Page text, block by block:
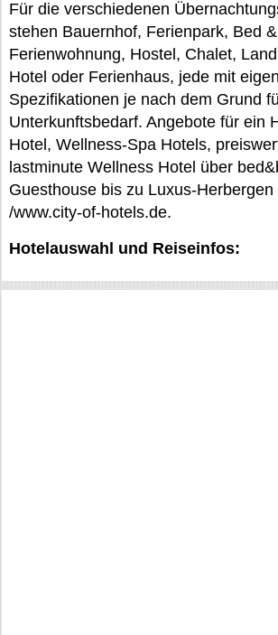
Für die verschiedenen
stehen Bauernhof, Ferienpark, Bed
Ferienwohnung, Hostel, Chalet,
Hotel oder Ferienhaus, jede mit
Spezifikationen je nach dem Grund
Unterkunftsbedarf. Angebote für ein
Hotel, Wellness-Spa Hotels,
lastminute Wellness Hotel über
Guesthouse bis zu Luxus-
/www.city-of-hotels.de.
Hotelauswahl und Reiseinfos: